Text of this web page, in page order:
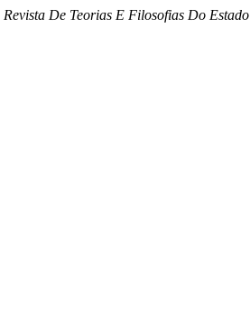
Revista De Teorias E Filosofias Do Estado